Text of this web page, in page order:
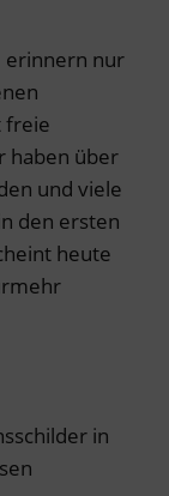
erinnern nur
freie
haben über
und viele
den ersten
heute
in